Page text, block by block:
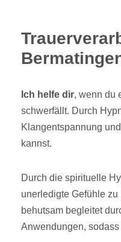
Ich helfe dir, wenn du
schwerfällt. Durch
Klangentspannung
kannst.
Durch die spirituelle
unerledigte Gefühle
behutsam begleitet
Anwendungen,